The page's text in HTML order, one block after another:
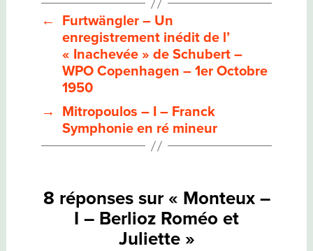
BERLIOZ
ROMÉO
ET
JULIETTE
←
Furtwängler – Un
enregistrement inédit de l’
« Inachevée » de Schubert –
WPO Copenhagen – 1er Octobre
1950
→
Mitropoulos – I – Franck
Symphonie en ré mineur
8 réponses sur « Monteux –
I – Berlioz Roméo et
Juliette »